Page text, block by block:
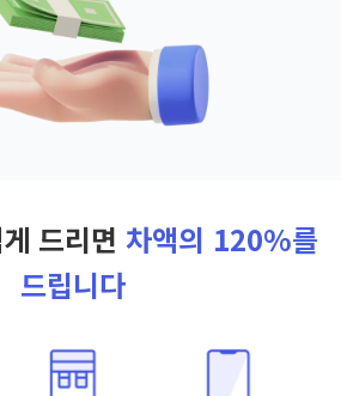
드리면 차액의 120%를
드립니다